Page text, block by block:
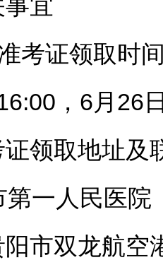
宜
证领取时间
，6月26
取地址及
第一人民医院
市双龙航空